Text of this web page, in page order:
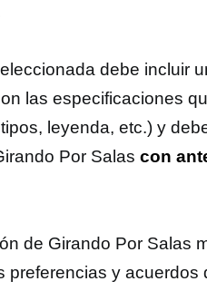
debe incluir
las especificaciones
leyenda, etc.) y
Por Salas con
de Girando Por Salas
preferencias y acuerdos